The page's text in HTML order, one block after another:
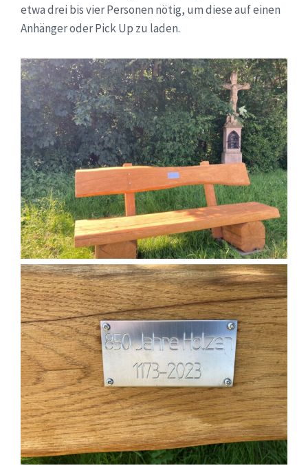
etwa drei bis vier Personen nötig, um diese auf einen
Anhänger oder Pick Up zu laden.